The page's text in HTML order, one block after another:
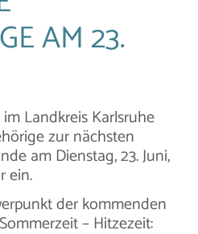
AM 23.
Landkreis Karlsruhe
zur nächsten
am Dienstag, 23. Juni,
ein.
der kommenden
– Hitzezeit: